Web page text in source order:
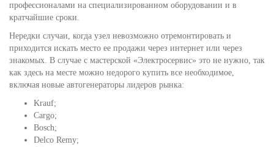
профессионалами на специализированном оборудовании и в
кратчайшие сроки.
Нередки случаи, когда узел невозможно отремонтировать и
приходится искать место ее продажи через интернет или через
знакомых. В случае с мастерской «Электросервис» это не нужно, так
как здесь на месте можно недорого купить все необходимое,
включая новые автогенераторы лидеров рынка:
Krauf;
Cargo;
Bosch;
Delco Remy;